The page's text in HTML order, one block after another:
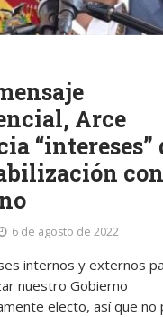
Arce
“intereses”
6 de agosto de 2022
internos y externos
nuestro Gobierno
electo, así que no